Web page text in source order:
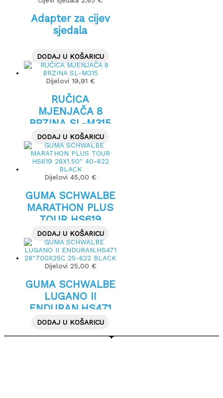
Adapter za cijev
sjedala
DODAJ U KOŠARICU
Dijelovi 19,91 €
RUČICA
MJENJAČA 8
BRZINA SL-M315
DODAJ U KOŠARICU
Dijelovi 45,00 €
GUMA SCHWALBE
MARATHON PLUS
TOUR HS619
28X1.50″ 40-622
BLACK
DODAJ U KOŠARICU
Dijelovi 25,00 €
GUMA SCHWALBE
LUGANO II
ENDURAN.HS471
28″700X25C 25-
DODAJ U KOŠARICU